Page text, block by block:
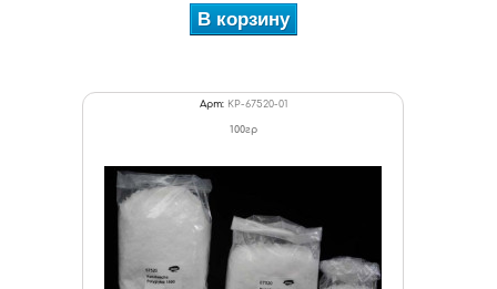
В корзину
Арт: KP-67520-01
100гр